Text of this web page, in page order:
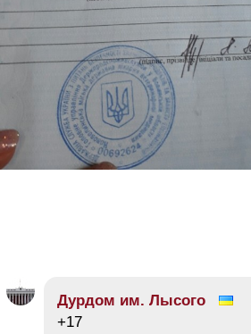
Дурдом им. Лысого
+17